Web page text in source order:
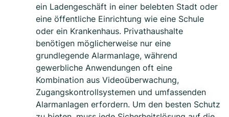
ein Ladengeschäft in einer belebten Stadt oder
eine öffentliche Einrichtung wie eine Schule
oder ein Krankenhaus. Privathaushalte
benötigen möglicherweise nur eine
grundlegende Alarmanlage, während
gewerbliche Anwendungen oft eine
Kombination aus Videoüberwachung,
Zugangskontrollsystemen und umfassenden
Alarmanlagen erfordern. Um den besten Schutz